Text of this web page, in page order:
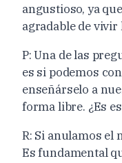
angustioso, ya
agradable de vivir
P: Una de las
es si podemos
enseñárselo a
forma libre. ¿Es
R: Si anulamos el
Es fundamental